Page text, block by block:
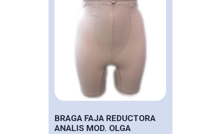
BRAGA FAJA REDUCTORA
ANALIS MOD. OLGA